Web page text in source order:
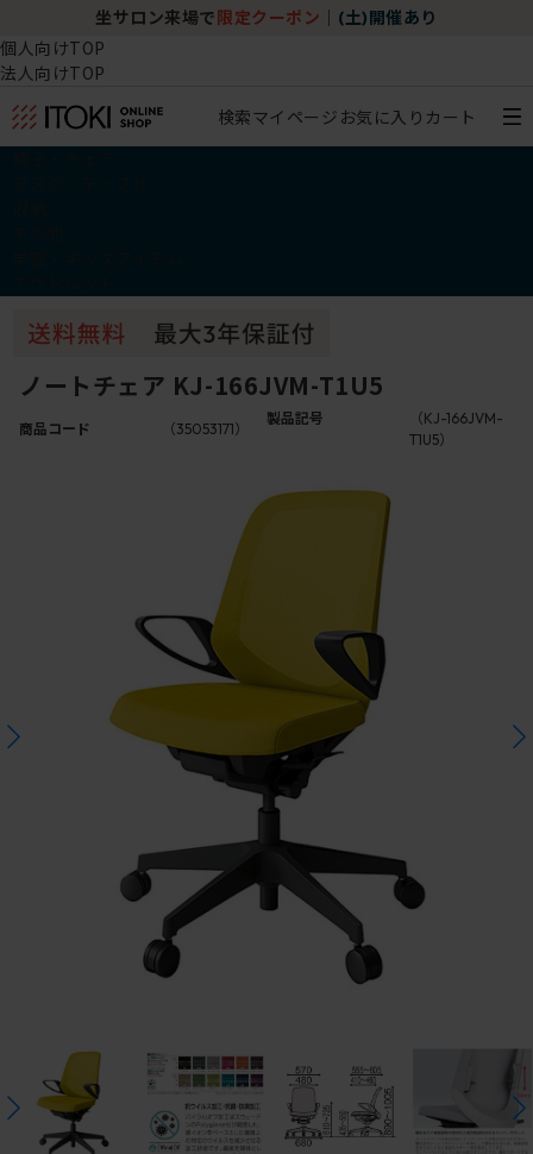
坐サロン来場で 限定クーポン (土)開催あり
個人向けTOP
法人向けTOP
検索マイページ お気に入り カート
ノートチェア KJ-166JVM-T1U5
商品コード （35053171）
製品記号
（KJ-166JVM-
T1U5）